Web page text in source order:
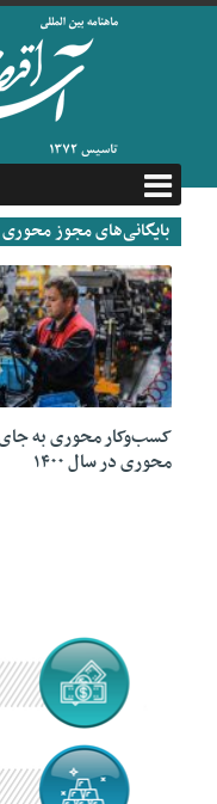
بایگانی‌های مجوز محوری
آسیا
10 آوریل 2021
کسب‌وکار محوری به
محوری در سال ۱۴۰۰